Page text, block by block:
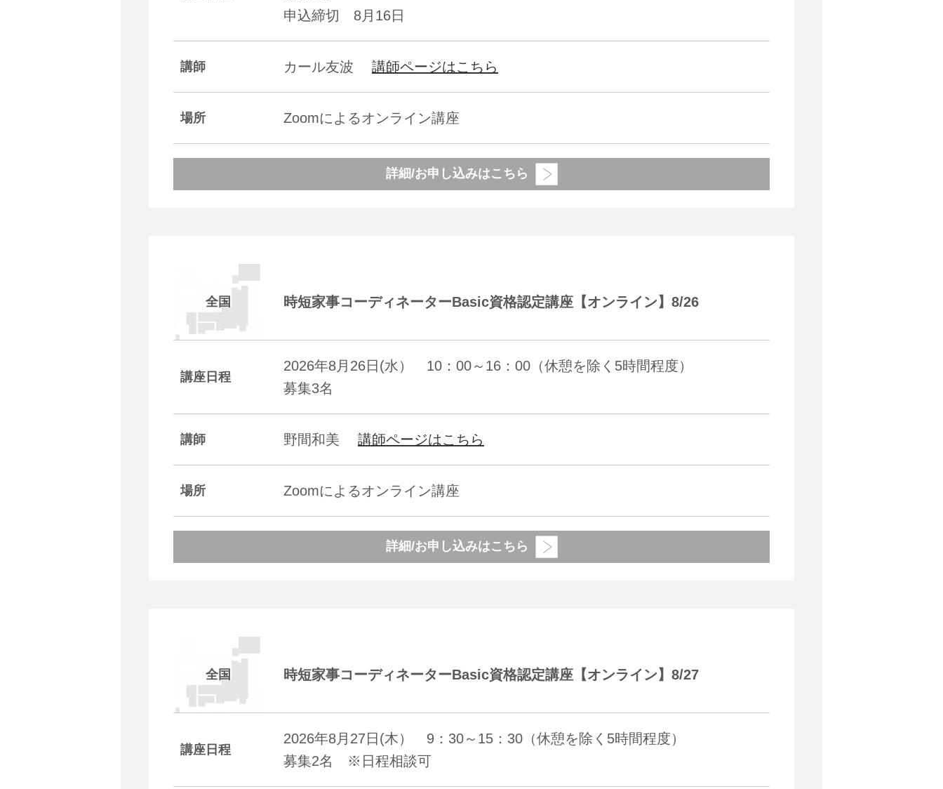
申込締切 8月16日
講師 カール友波 講師ページはこちら
場所 Zoomによるオンライン講座
詳細/お申し込みはこちら
全国 時短家事コーディネーターBasic資格認定講座【オンライン】8/26
講座日程
2026年8月26日(水） 10：00～16：00（休憩を除く5時間程度）
募集3名
講師 野間和美 講師ページはこちら
場所 Zoomによるオンライン講座
詳細/お申し込みはこちら
全国 時短家事コーディネーターBasic資格認定講座【オンライン】8/27
講座日程
2026年8月27日(木） 9：30～15：30（休憩を除く5時間程度）
募集2名 ※日程相談可